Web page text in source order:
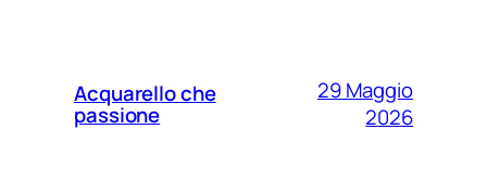
Acquarello che
passione
29 Maggio
2026